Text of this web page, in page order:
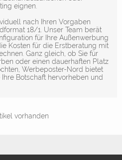
eignen.
nach Ihren Vorgaben
18/1. Unser Team berät
für Ihre Außenwerbung
Kosten für die Erstberatung mit
Ganz gleich, ob Sie für
oder einen dauerhaften Platz
Werbeposter-Nord bietet
Botschaft hervorheben und
vorhanden